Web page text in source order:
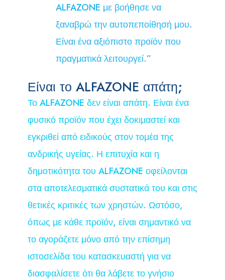
ALFAZONE με βοήθησε να
ξαναβρώ την αυτοπεποίθησή μου.
Είναι ένα αξιόπιστο προϊόν που
πραγματικά λειτουργεί.”
Είναι το ALFAZONE απάτη;
Το ALFAZONE δεν είναι απάτη. Είναι ένα
φυσικό προϊόν που έχει δοκιμαστεί και
εγκριθεί από ειδικούς στον τομέα της
ανδρικής υγείας. Η επιτυχία και η
δημοτικότητα του ALFAZONE οφείλονται
στα αποτελεσματικά συστατικά του και στις
θετικές κριτικές των χρηστών. Ωστόσο,
όπως με κάθε προϊόν, είναι σημαντικό να
το αγοράζετε μόνο από την επίσημη
ιστοσελίδα του κατασκευαστή για να
διασφαλίσετε ότι θα λάβετε το γνήσιο